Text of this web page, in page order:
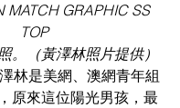
MATCH GRAPHIC SS
TOP
。（黃澤林照片提供）
林是美網、澳網青年組
原來這位陽光男孩，最